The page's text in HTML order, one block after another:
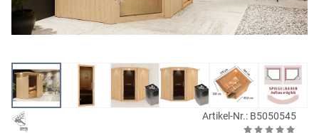
Artikel-Nr.: B5050545